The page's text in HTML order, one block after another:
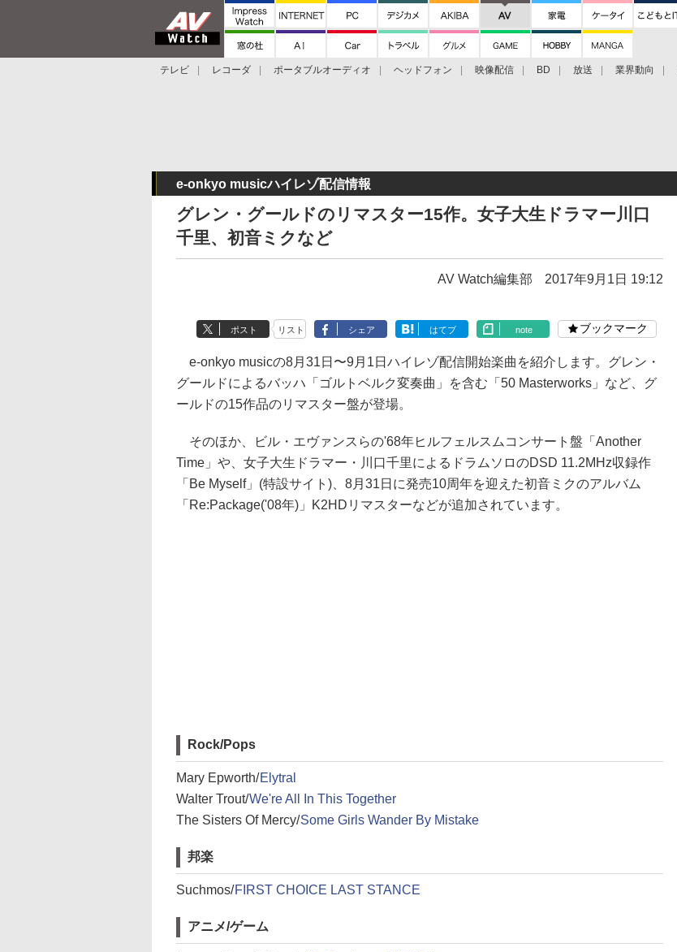
テレビ レコーダ ポータブルオーディオ ヘッドフォン 映像配信 BD 放送 業界動向
e-onkyo musicハイレゾ配信情報
グレン・グールドのリマスター15作。女子大生ドラマー川口
千里、初音ミクなど
AV Watch編集部 2017年9月1日 19:12
ポスト リスト シェア はてブ note ブックマーク
e-onkyo musicの8月31日〜9月1日ハイレゾ配信開始楽曲を紹介します。グレン・
グールドによるバッハ「ゴルトベルク変奏曲」を含む「50 Masterworks」など、グ
ールドの15作品のリマスター盤が登場。
そのほか、ビル・エヴァンスらの'68年ヒルフェルスムコンサート盤「Another
Time」や、女子大生ドラマー・川口千里によるドラムソロのDSD 11.2MHz収録作
「Be Myself」(特設サイト)、8月31日に発売10周年を迎えた初音ミクのアルバム
「Re:Package('08年)」K2HDリマスターなどが追加されています。
Rock/Pops
Mary Epworth/Elytral
Walter Trout/We're All In This Together
The Sisters Of Mercy/Some Girls Wander By Mistake
邦楽
Suchmos/FIRST CHOICE LAST STANCE
アニメ/ゲーム